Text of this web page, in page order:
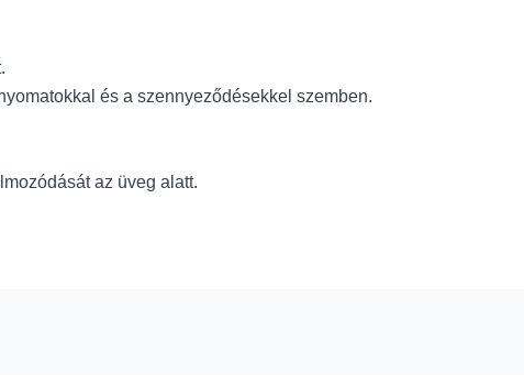
és a szennyeződésekkel szemben.
az üveg alatt.